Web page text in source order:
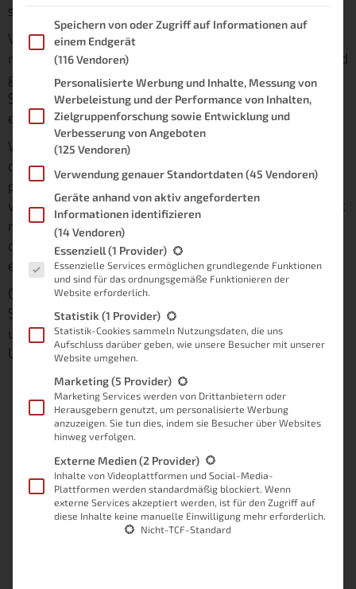
smarter und einfacher zu gestalten.
Vielleicht hat dir der eine oder andere Beitrag auf
meinem Blog schon geholfen oder dich inspiriert. Und
genau das ist mein größtes Ziel: Wissen, das nicht in
Schubladen verschwindet, sondern Menschen
erreicht und ihnen den Alltag erleichtert.
Wenn dir mein Blog gefällt und du denkst, dass auch
deine Freunde, Kollegen oder Familie davon
profitieren könnten, würde ich mich riesig freuen,
wenn du ihn weiterempfiehlst. Jede Empfehlung hilft
nicht nur meinem Blog zu wachsen, sondern auch,
dass noch mehr Menschen von nützlichen Tipps und
ehrlichen Erfahrungsberichten profitieren können.
Gemeinsam können wir den Wissensschatz rund um
Smart Home und Elektromobilität größer machen –
und ihn mit der Welt teilen. Vielen Dank für deine
Unterstützung.
Ich habe mich von deinem Projekt inspirieren lassen.
per Kommentar
Wenn nicht sogar einer der besten Smart Home
Blogs im deutschen Raum.
Im Folgenden finden Sie eine Liste der Zwecke des IAB
Speichern von oder Zugriff auf Informationen auf
einem Endgerät
(116 Vendoren)
Personalisierte Werbung und Inhalte, Messung von
Werbeleistung und der Performance von Inhalten,
Zielgruppenforschung sowie Entwicklung und
Verbesserung von Angeboten
(125 Vendoren)
Verwendung genauer Standortdaten(45 Vendoren)
Geräte anhand von aktiv angeforderten
Informationen identifizieren
(14 Vendoren)
Es folgt eine Liste der Service-Gruppen, für die eine
Essenziell(1 Provider)
Essenzielle Services ermöglichen grundlegende Funktionen
und sind für das ordnungsgemäße Funktionieren der
Website erforderlich.
Statistik (1 Provider)
Statistik-Cookies sammeln Nutzungsdaten, die uns
Aufschluss darüber geben, wie unsere Besucher mit unserer
Website umgehen.
Marketing(5 Provider)
Marketing Services werden von Drittanbietern oder
Herausgebern genutzt, um personalisierte Werbung
anzuzeigen. Sie tun dies, indem sie Besucher über Websites
hinweg verfolgen.
Externe Medien(2 Provider)
Inhalte von Videoplattformen und Social-Media-
Plattformen werden standardmäßig blockiert. Wenn
externe Services akzeptiert werden, ist für den Zugriff auf
diese Inhalte keine manuelle Einwilligung mehr erforderlich.
Nicht-TCF-Standard